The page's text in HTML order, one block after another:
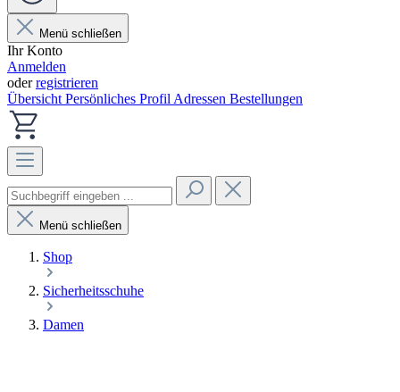
Menü schließen
Ihr Konto
Anmelden
oderregistrieren
Übersicht Persönliches Profil Adressen Bestellungen
Menü schließen
Shop
Sicherheitsschuhe
Damen